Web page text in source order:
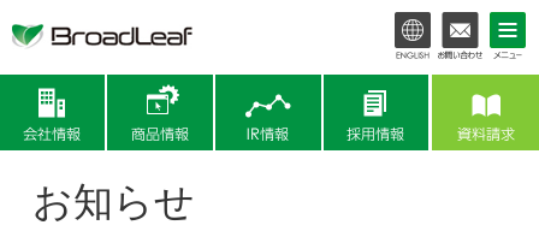
商品情報
お知らせ